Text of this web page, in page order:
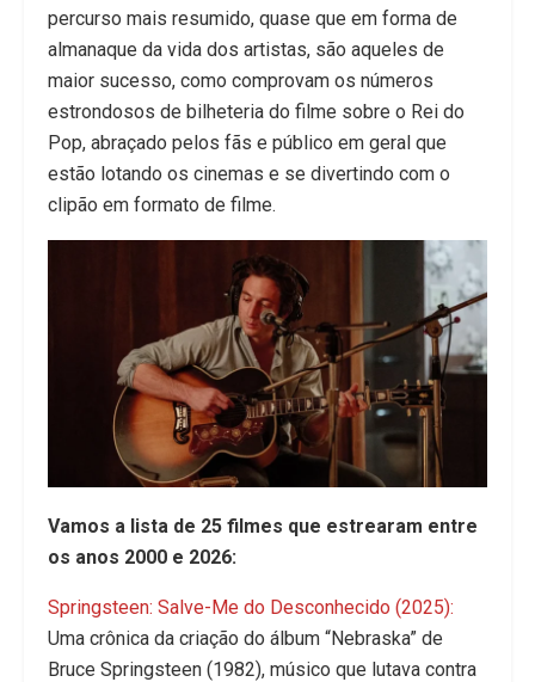
percurso mais resumido, quase que em forma de
almanaque da vida dos artistas, são aqueles de
maior sucesso, como comprovam os números
estrondosos de bilheteria do filme sobre o Rei do
Pop, abraçado pelos fãs e público em geral que
estão lotando os cinemas e se divertindo com o
clipão em formato de filme.
Vamos a lista de 25 filmes que estrearam entre
os anos 2000 e 2026:
Springsteen: Salve-Me do Desconhecido (2025):
Uma crônica da criação do álbum “Nebraska” de
Bruce Springsteen (1982), músico que lutava contra